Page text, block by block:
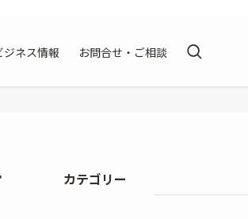
ジネス情報 お問合せ・ご相談
カテゴリー